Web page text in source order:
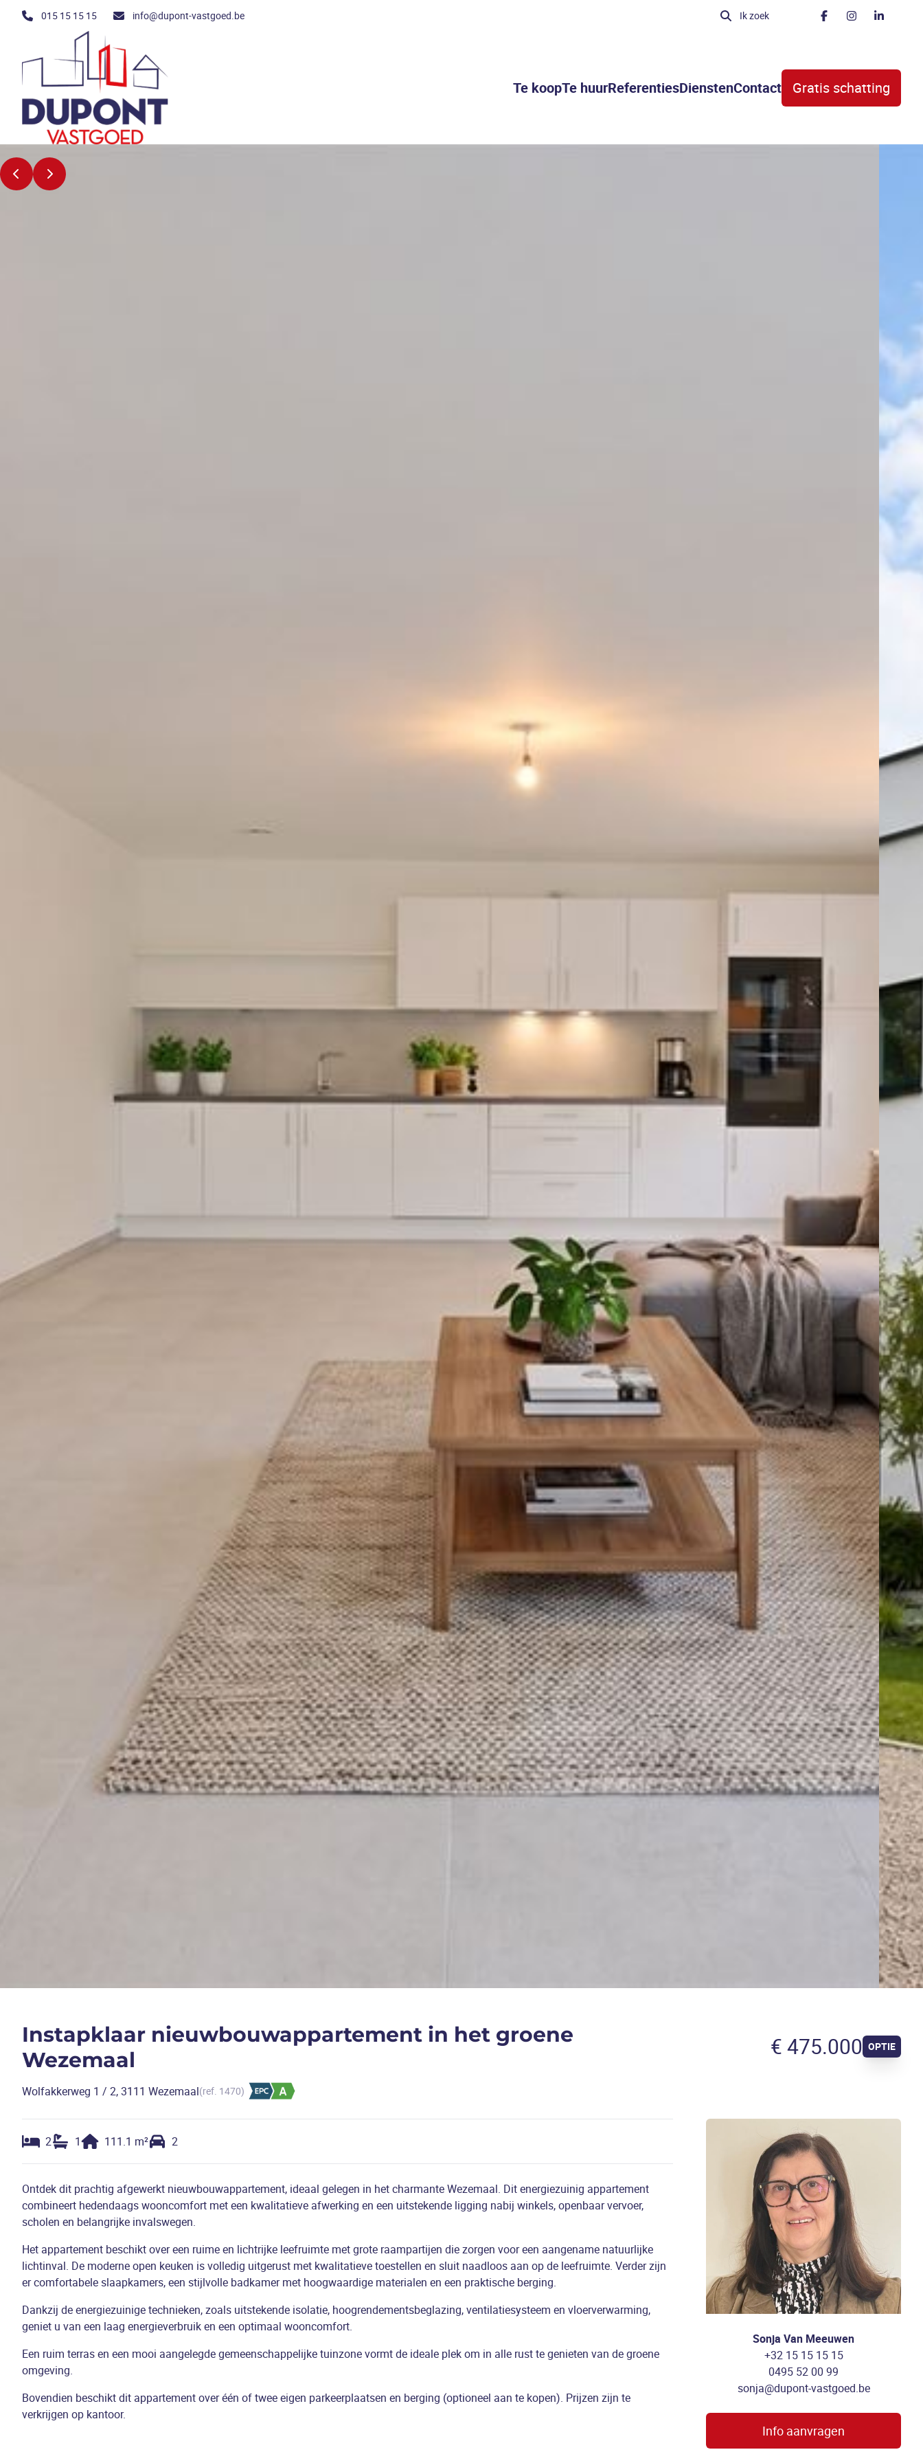
Ga naar hoofdinhoud
015 15 15 15 info@dupont-vastgoed.be Ik zoek
Te koopTe huurReferentiesDienstenContact Gratis schatting
Instapklaar nieuwbouwappartement in het groene
Wezemaal
€ 475.000 OPTIE
Wolfakkerweg 1 / 2, 3111 Wezemaal(ref. 1470)
2 1 111.1 m² 2
Ontdek dit prachtig afgewerkt nieuwbouwappartement, ideaal gelegen in het charmante Wezemaal. Dit energiezuinig appartement
combineert hedendaags wooncomfort met een kwalitatieve afwerking en een uitstekende ligging nabij winkels, openbaar vervoer,
scholen en belangrijke invalswegen.
Het appartement beschikt over een ruime en lichtrijke leefruimte met grote raampartijen die zorgen voor een aangename natuurlijke
lichtinval. De moderne open keuken is volledig uitgerust met kwalitatieve toestellen en sluit naadloos aan op de leefruimte. Verder zijn
er comfortabele slaapkamers, een stijlvolle badkamer met hoogwaardige materialen en een praktische berging.
Dankzij de energiezuinige technieken, zoals uitstekende isolatie, hoogrendementsbeglazing, ventilatiesysteem en vloerverwarming,
geniet u van een laag energieverbruik en een optimaal wooncomfort.
Een ruim terras en een mooi aangelegde gemeenschappelijke tuinzone vormt de ideale plek om in alle rust te genieten van de groene
omgeving.
Bovendien beschikt dit appartement over één of twee eigen parkeerplaatsen en berging (optioneel aan te kopen). Prijzen zijn te
verkrijgen op kantoor.
Sonja Van Meeuwen
+32 15 15 15 15
0495 52 00 99
sonja@dupont-vastgoed.be
Info aanvragen